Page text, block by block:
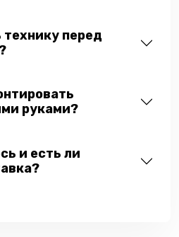
технику перед
руками?
и есть ли